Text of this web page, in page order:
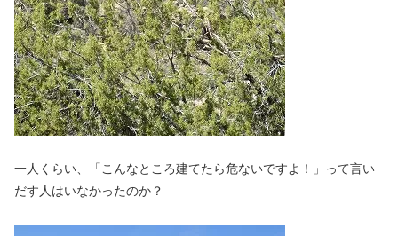
一人くらい、「こんなところ建てたら危ないですよ！」って言い
だす人はいなかったのか？